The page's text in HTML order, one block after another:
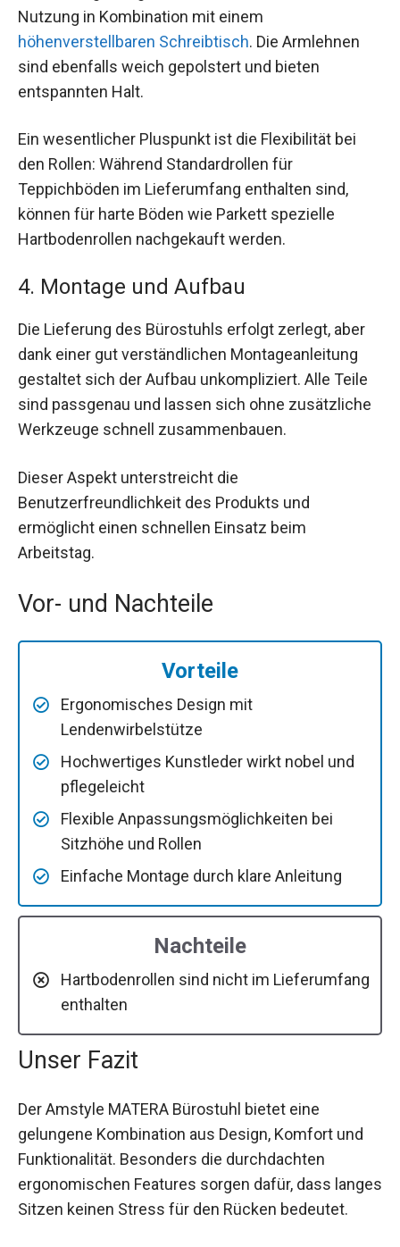
Nutzung in Kombination mit einem
höhenverstellbaren Schreibtisch. Die Armlehnen
sind ebenfalls weich gepolstert und bieten
entspannten Halt.
Ein wesentlicher Pluspunkt ist die Flexibilität bei
den Rollen: Während Standardrollen für
Teppichböden im Lieferumfang enthalten sind,
können für harte Böden wie Parkett spezielle
Hartbodenrollen nachgekauft werden.
4. Montage und Aufbau
Die Lieferung des Bürostuhls erfolgt zerlegt, aber
dank einer gut verständlichen Montageanleitung
gestaltet sich der Aufbau unkompliziert. Alle Teile
sind passgenau und lassen sich ohne zusätzliche
Werkzeuge schnell zusammenbauen.
Dieser Aspekt unterstreicht die
Benutzerfreundlichkeit des Produkts und
ermöglicht einen schnellen Einsatz beim
Arbeitstag.
Vor- und Nachteile
Vorteile
Ergonomisches Design mit
Lendenwirbelstütze
Hochwertiges Kunstleder wirkt nobel und
pflegeleicht
Flexible Anpassungsmöglichkeiten bei
Sitzhöhe und Rollen
Einfache Montage durch klare Anleitung
Nachteile
Hartbodenrollen sind nicht im Lieferumfang
enthalten
Unser Fazit
Der Amstyle MATERA Bürostuhl bietet eine
gelungene Kombination aus Design, Komfort und
Funktionalität. Besonders die durchdachten
ergonomischen Features sorgen dafür, dass langes
Sitzen keinen Stress für den Rücken bedeutet.